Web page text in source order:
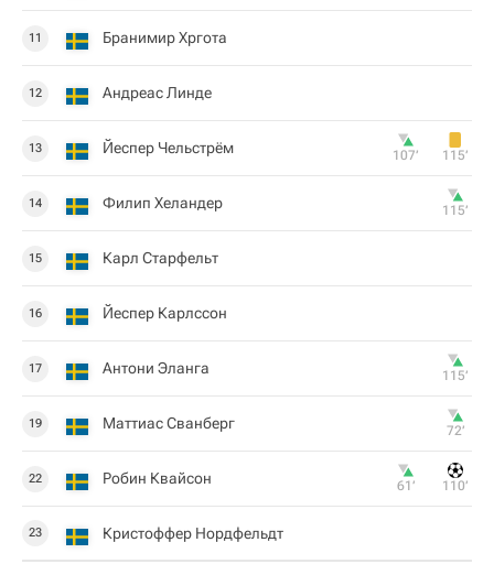
11 Бранимир Хргота
12 Андреас Линде
13 Йеспер Чельстрём 107‎’‎ 115‎’‎
14 Филип Хеландер 115‎’‎
15 Карл Старфельт
16 Йеспер Карлссон
17 Антони Эланга 115‎’‎
19 Маттиас Сванберг 72‎’‎
22 Робин Квайсон 61‎’‎ 110‎’‎
23 Кристоффер Нордфельдт